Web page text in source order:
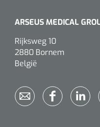
ARSEUS MEDICAL
Rijksweg 10
2880 Bornem
België